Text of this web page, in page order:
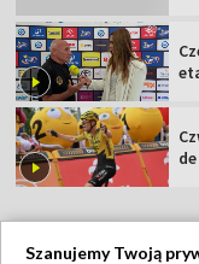
Szanujemy Twoją